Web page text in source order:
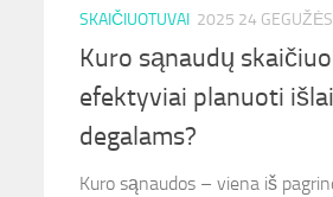
SKAIČIUOTUVAI 2025 24 GEGUŽĖS
Kuro sąnaudų
efektyviai planuoti
degalams?
Kuro sąnaudos – viena iš